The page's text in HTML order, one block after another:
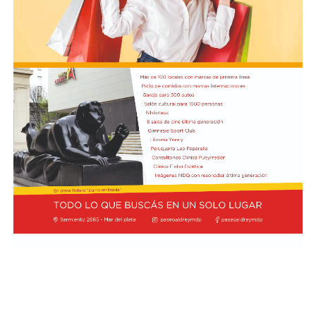
Lawson, de Racing Bulls; y George Russell, de Mercedes,
todos con 7,6.
Por detrás, el debutante Arvid Lindblad, de Racing Bulls,
está igualado con el vigente campeón Lando Norris, de
McLaren, en el séptimo lugar, los dos con un puntaje de
7,5. A su vez, Charles Leclerc, de Ferrari, figura en el
noveno puesto en soledad, con una valoración de 7,4.
Finalmente, Colapinto y Hadjar están igualados en el
décimo con 7,0 cada uno.
La propia página web oficial de la F1 acompañó la
puntuación de cada piloto con un análisis escrito sobre